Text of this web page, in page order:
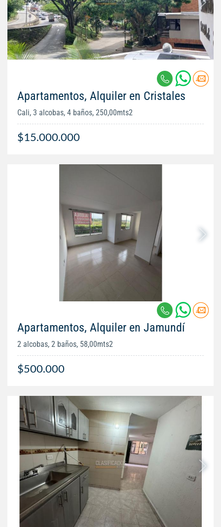
Apartamentos, Alquiler en Cristales
Cali, 3 alcobas, 4 baños, 250,00mts2
$15.000.000
Apartamentos, Alquiler en Jamundí
2 alcobas, 2 baños, 58,00mts2
$500.000